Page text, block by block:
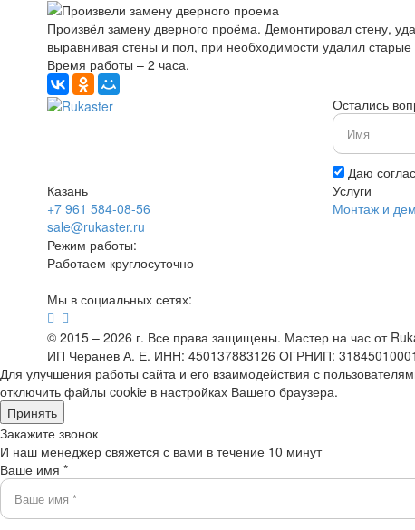
Произвёл замену дверного проёма. Демонтировал стену,
выравнивая стены и пол, при необходимости удалил старые
Время работы – 2 часа.
Остались
Даю
Казань
+7 961 584-08-56
sale@rukaster.ru
Режим работы:
Работаем круглосуточно
Услуги
Монтаж и
Мы в социальных сетях:
© 2015 – 2026 г. Все права защищены. Мастер на час от
ИП Черанев А. Е. ИНН: 450137883126 ОГРНИП:
Для улучшения работы сайта и его взаимодействия с
отключить файлы cookie в настройках Вашего браузера.
Принять
Закажите звонок
И наш менеджер свяжется с вами в течение 10 минут
Ваше имя *